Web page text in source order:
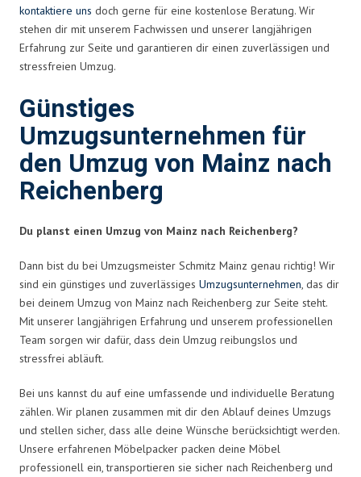
kontaktiere uns doch gerne für eine kostenlose Beratung. Wir
stehen dir mit unserem Fachwissen und unserer langjährigen
Erfahrung zur Seite und garantieren dir einen zuverlässigen und
stressfreien Umzug.
Günstiges
Umzugsunternehmen für
den Umzug von Mainz nach
Reichenberg
Du planst einen Umzug von Mainz nach Reichenberg?
Dann bist du bei Umzugsmeister Schmitz Mainz genau richtig! Wir
sind ein günstiges und zuverlässiges Umzugsunternehmen, das dir
bei deinem Umzug von Mainz nach Reichenberg zur Seite steht.
Mit unserer langjährigen Erfahrung und unserem professionellen
Team sorgen wir dafür, dass dein Umzug reibungslos und
stressfrei abläuft.
Bei uns kannst du auf eine umfassende und individuelle Beratung
zählen. Wir planen zusammen mit dir den Ablauf deines Umzugs
und stellen sicher, dass alle deine Wünsche berücksichtigt werden.
Unsere erfahrenen Möbelpacker packen deine Möbel
professionell ein, transportieren sie sicher nach Reichenberg und